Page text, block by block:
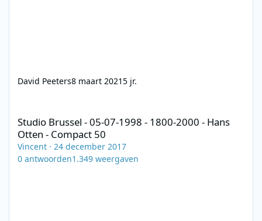
David Peeters8 maart 20215 jr.
Studio Brussel - 05-07-1998 - 1800-2000 - Hans
Otten - Compact 50
Vincent · 24 december 2017
0 antwoorden1.349 weergaven